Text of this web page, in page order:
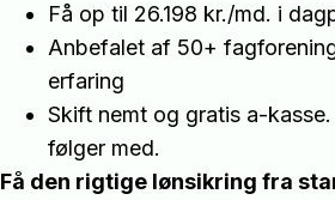
Få op til 26.198 kr./md. i
Anbefalet af 50+
erfaring
Skift nemt og gratis a-
følger med.
Få den rigtige lønsikring fra